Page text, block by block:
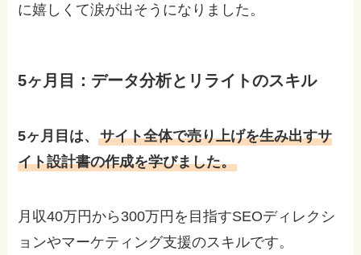
に嬉しくて涙が出そうになりました。
5ヶ月目：データ分析とリライトのスキル
5ヶ月目は、サイト全体で売り上げを生み出すサ
イト設計書の作成を学びました。
月収40万円から300万円を目指すSEOディレクシ
ョンやマーケティング支援のスキルです。